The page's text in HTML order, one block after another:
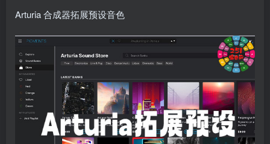
Arturia 合成器拓展预设音色